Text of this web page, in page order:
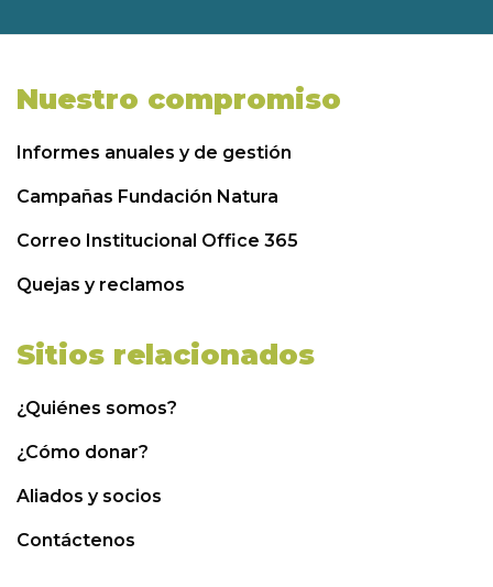
Nuestro compromiso
Informes anuales y de gestión
Campañas Fundación Natura
Correo Institucional Office 365
Quejas y reclamos
Sitios relacionados
¿Quiénes somos?
¿Cómo donar?
Aliados y socios
Contáctenos